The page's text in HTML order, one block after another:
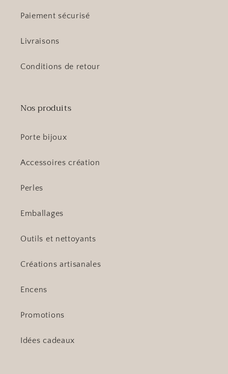
Paiement sécurisé
Livraisons
Conditions de retour
Nos produits
Porte bijoux
Accessoires création
Perles
Emballages
Outils et nettoyants
Créations artisanales
Encens
Promotions
Idées cadeaux